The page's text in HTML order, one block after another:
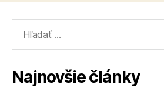
Najnovšie články